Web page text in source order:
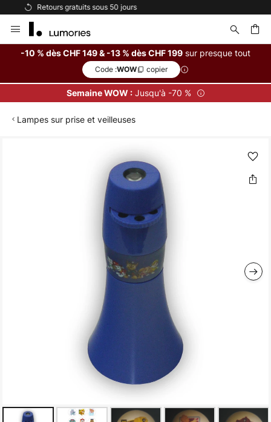
Options de paiement flexibles
Allez
au
contenu
-10 % dès CHF 149 & -13 % dès CHF 199 sur presque tout
Code :WOW copier
Semaine WOW :Jusqu'à -70 %
Lampes sur prise et veilleuses